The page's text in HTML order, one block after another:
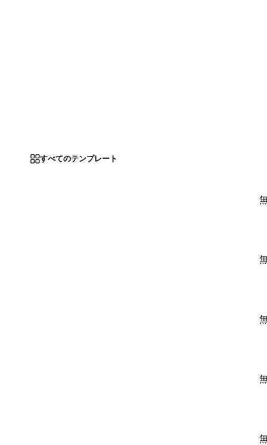
すべてのテンプレート